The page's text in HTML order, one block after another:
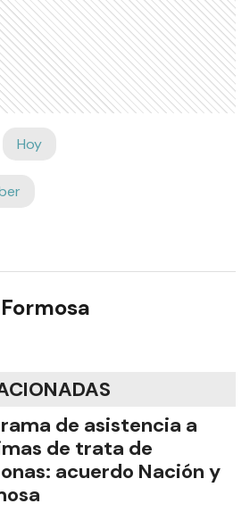
Hoy
de asistencia a
de trata de
acuerdo Nación y